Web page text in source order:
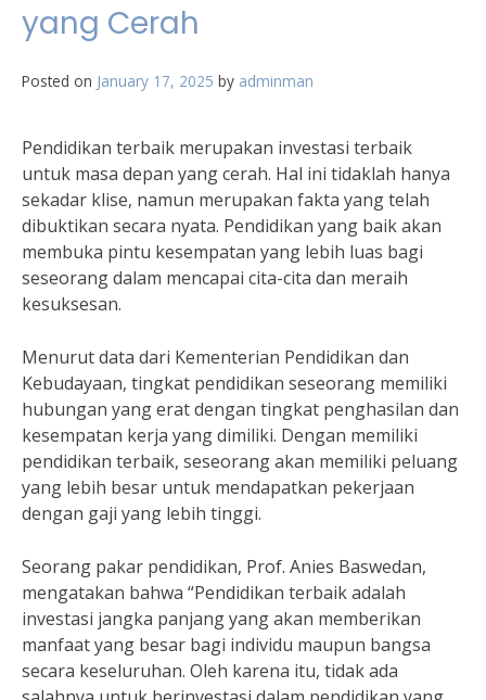
yang Cerah
Posted on January 17, 2025 by adminman
Pendidikan terbaik merupakan investasi terbaik
untuk masa depan yang cerah. Hal ini tidaklah hanya
sekadar klise, namun merupakan fakta yang telah
dibuktikan secara nyata. Pendidikan yang baik akan
membuka pintu kesempatan yang lebih luas bagi
seseorang dalam mencapai cita-cita dan meraih
kesuksesan.
Menurut data dari Kementerian Pendidikan dan
Kebudayaan, tingkat pendidikan seseorang memiliki
hubungan yang erat dengan tingkat penghasilan dan
kesempatan kerja yang dimiliki. Dengan memiliki
pendidikan terbaik, seseorang akan memiliki peluang
yang lebih besar untuk mendapatkan pekerjaan
dengan gaji yang lebih tinggi.
Seorang pakar pendidikan, Prof. Anies Baswedan,
mengatakan bahwa “Pendidikan terbaik adalah
investasi jangka panjang yang akan memberikan
manfaat yang besar bagi individu maupun bangsa
secara keseluruhan. Oleh karena itu, tidak ada